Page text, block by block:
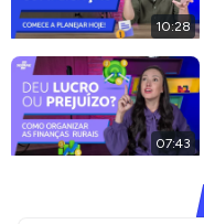
10:28
07:43